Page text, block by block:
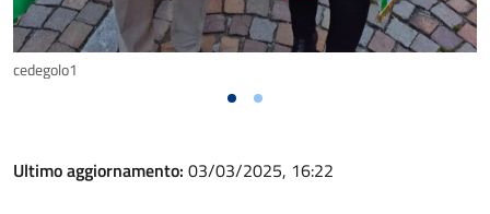
cedegolo1
Ultimo aggiornamento: 03/03/2025, 16:22